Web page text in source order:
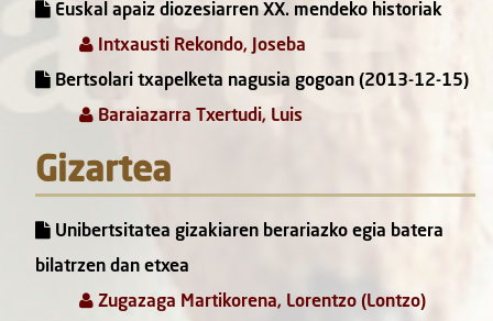
Euskal apaiz diozesiarren XX. mendeko historiak
Intxausti Rekondo, Joseba
Bertsolari txapelketa nagusia gogoan (2013-12-15)
Baraiazarra Txertudi, Luis
Gizartea
Unibertsitatea gizakiaren berariazko egia batera
bilatrzen dan etxea
Zugazaga Martikorena, Lorentzo (Lontzo)